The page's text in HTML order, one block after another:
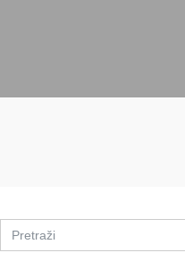
Search
for: